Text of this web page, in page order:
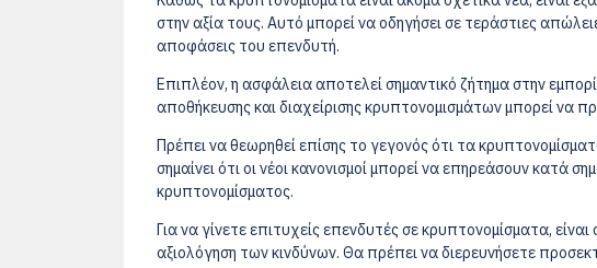
στην αξία τους. Αυτό μπορεί να οδηγήσει σε τεράστιες
αποφάσεις του επενδυτή.
Επιπλέον, η ασφάλεια αποτελεί σημαντικό ζήτημα στην
αποθήκευσης και διαχείρισης κρυπτονομισμάτων μπορεί να
Πρέπει να θεωρηθεί επίσης το γεγονός ότι τα
σημαίνει ότι οι νέοι κανονισμοί μπορεί να επηρεάσουν κατά
κρυπτονομίσματος.
Για να γίνετε επιτυχείς επενδυτές σε κρυπτονομίσματα,
αξιολόγηση των κινδύνων. Θα πρέπει να διερευνήσετε